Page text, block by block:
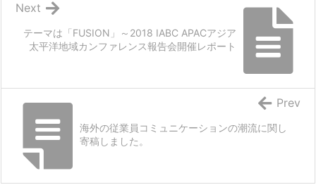
テーマは「FUSION」～2018 IABC APACアジア
太平洋地域カンファレンス報告会開催レポート
Next
海外の従業員コミュニケーションの潮流に関し
寄稿しました。
Prev